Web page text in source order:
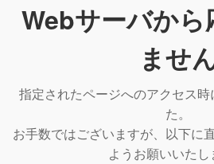
Webサーバから
ませ
指定されたページへのアクセス
た。
お手数ではございますが、以下に
ようお願いいたし